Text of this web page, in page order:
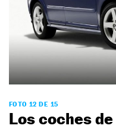
FOTO 12 DE 15
Los coches